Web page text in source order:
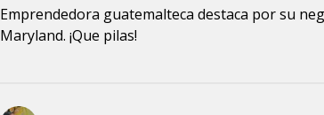
Emprendedora guatemalteca destaca por su
Maryland. ¡Que pilas!